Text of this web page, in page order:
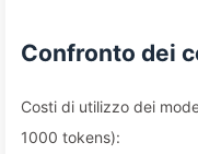
Confronto dei
Costi di utilizzo dei
1000 tokens):